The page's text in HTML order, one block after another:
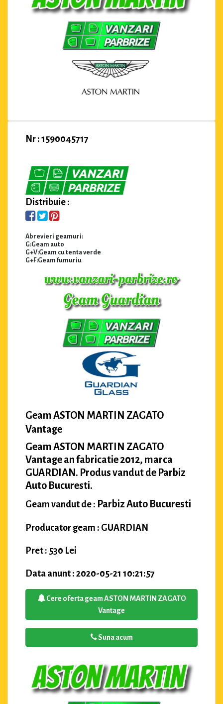
Nr : 1590045717
Distribuie :
Abrevieri geamuri:
G:Geam auto
G+V:Geam cu tenta verde
G+F:Geam fumuriu
Geam ASTON MARTIN ZAGATO
Vantage
Geam ASTON MARTIN ZAGATO
Vantage an fabricatie 2012, marca
GUARDIAN. Produs vandut de Parbiz
Auto Bucuresti.
Geam vandut de : Parbiz Auto Bucuresti
Producator geam : GUARDIAN
Pret : 530 Lei
Data anunt : 2020-05-21 10:21:57
Cere oferta geam ASTON MARTIN ZAGATO
Vantage
Suna acum